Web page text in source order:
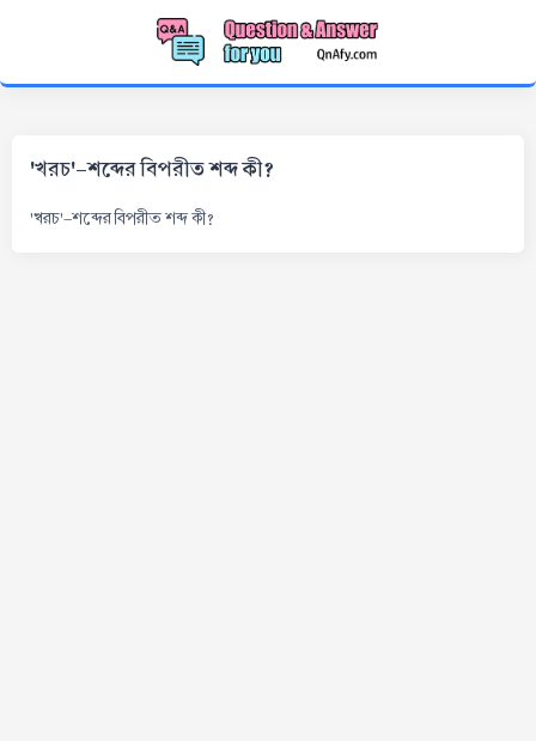
'খরচ'-শব্দের বিপরীত শব্দ কী?
'খরচ'-শব্দের বিপরীত শব্দ কী?